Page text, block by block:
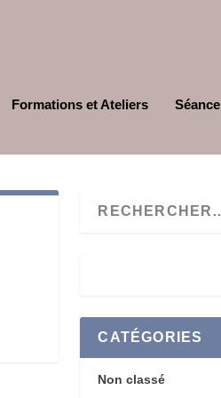
Formations et Ateliers Séance
CATÉGORIES
Non classé